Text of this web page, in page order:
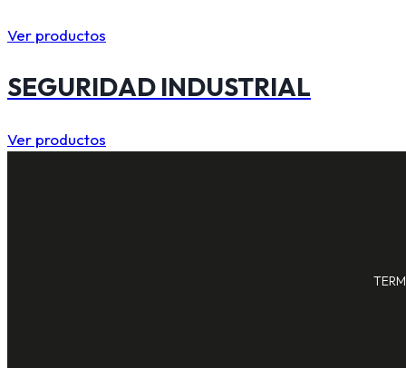
Ver productos
SEGURIDAD INDUSTRIAL
Ver productos